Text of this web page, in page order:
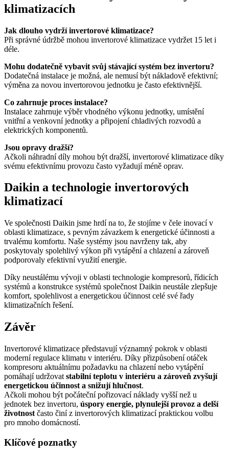
klimatizacích
Jak dlouho vydrží invertorové klimatizace?
Při správné údržbě mohou invertorové klimatizace vydržet 15 let i
déle.
Mohu dodatečně vybavit svůj stávající systém bez invertoru?
Dodatečná instalace je možná, ale nemusí být nákladově efektivní;
výměna za novou invertorovou jednotku je často efektivnější.
Co zahrnuje proces instalace?
Instalace zahrnuje výběr vhodného výkonu jednotky, umístění
vnitřní a venkovní jednotky a připojení chladivých rozvodů a
elektrických komponentů.
Jsou opravy dražší?
Ačkoli náhradní díly mohou být dražší, invertorové klimatizace díky
svému efektivnímu provozu často vyžadují méně oprav.
Daikin a technologie invertorových
klimatizací
Ve společnosti Daikin jsme hrdí na to, že stojíme v čele inovací v
oblasti klimatizace, s pevným závazkem k energetické účinnosti a
trvalému komfortu. Naše systémy jsou navrženy tak, aby
poskytovaly spolehlivý výkon při vytápění a chlazení a zároveň
podporovaly efektivní využití energie.
Díky neustálému vývoji v oblasti technologie kompresorů, řídicích
systémů a konstrukce systémů společnost Daikin neustále zlepšuje
komfort, spolehlivost a energetickou účinnost celé své řady
klimatizačních řešení.
Závěr
Invertorové klimatizace představují významný pokrok v oblasti
moderní regulace klimatu v interiéru. Díky přizpůsobení otáček
kompresoru aktuálnímu požadavku na chlazení nebo vytápění
pomáhají udržovat stabilní teplotu v interiéru a zároveň zvyšují
energetickou účinnost a snižují hlučnost.
Ačkoli mohou být počáteční pořizovací náklady vyšší než u
jednotek bez invertoru, úspory energie, plynulejší provoz a delší
životnost často činí z invertorových klimatizací praktickou volbu
pro mnoho domácností.
Klíčové poznatky